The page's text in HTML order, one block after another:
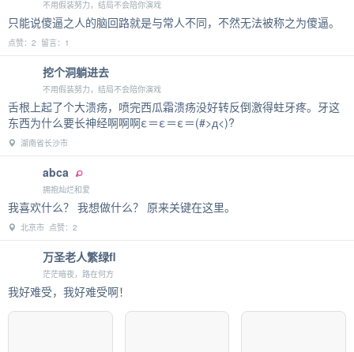
不用假装努力，结局不会陪你演戏
只能说傻逼之人的脑回路就是与常人不同，不然无法被称之为傻逼。
点赞：2 留言：1
挖个洞躺进去
不用假装努力，结局不会陪你演戏
舌根上起了个大溃疡，喷完西瓜霜溃疡没好转反倒激得蛀牙疼。牙这
东西为什么要长神经啊啊啊ε＝ε＝ε＝(#>д<)?
湖南省长沙市
abca
拥抱灿烂和爱
我喜欢什么？ 我想做什么？ 原来关键在这里。
北京市 点赞：2
万圣老人繁绿fl
茫茫暗夜，路在何方
我好难受，我好难受啊！